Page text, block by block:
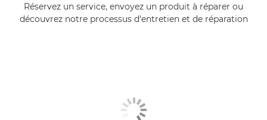
Réservez un service, envoyez un produit à réparer ou
découvrez notre processus d'entretien et de réparation